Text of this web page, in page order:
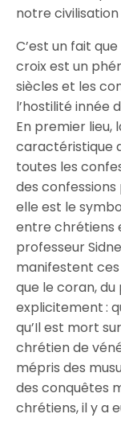
notre
C’est un fait
croix est un
siècles et les
l’hostilité innée
En premier lieu,
caractéristique
toutes les
des
elle est le
entre chrétiens
professeur
manifestent
que le coran, du
explicitement :
qu’Il est mort
chrétien de
mépris des
des conquêtes
chrétiens, il y a